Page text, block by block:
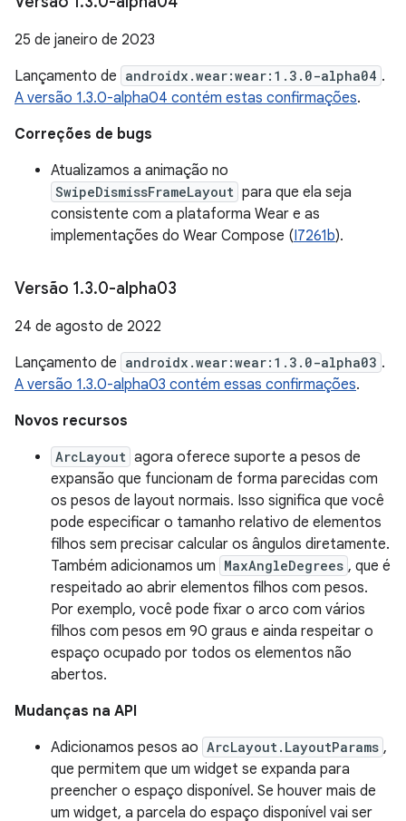
25 de janeiro de 2023
Lançamento de androidx.wear:wear:1.3.0-alpha04 .
A versão 1.3.0-alpha04 contém estas confirmações.
Correções de bugs
Atualizamos a animação no
SwipeDismissFrameLayout para que ela seja
consistente com a plataforma Wear e as
implementações do Wear Compose (I7261b).
Versão 1.3.0-alpha03
24 de agosto de 2022
Lançamento de androidx.wear:wear:1.3.0-alpha03 .
A versão 1.3.0-alpha03 contém essas confirmações.
Novos recursos
ArcLayout agora oferece suporte a pesos de
expansão que funcionam de forma parecidas com
os pesos de layout normais. Isso significa que você
pode especificar o tamanho relativo de elementos
filhos sem precisar calcular os ângulos diretamente.
Também adicionamos um MaxAngleDegrees , que é
respeitado ao abrir elementos filhos com pesos.
Por exemplo, você pode fixar o arco com vários
filhos com pesos em 90 graus e ainda respeitar o
espaço ocupado por todos os elementos não
abertos.
Mudanças na API
Adicionamos pesos ao ArcLayout.LayoutParams ,
que permitem que um widget se expanda para
preencher o espaço disponível. Se houver mais de
um widget, a parcela do espaço disponível vai ser